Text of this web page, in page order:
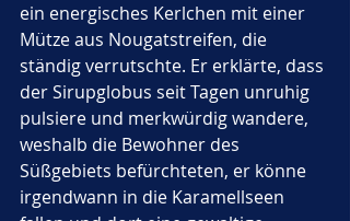
ein energisches Kerlchen mit einer
Mütze aus Nougatstreifen, die
ständig verrutschte. Er erklärte, dass
der Sirupglobus seit Tagen unruhig
pulsiere und merkwürdig wandere,
weshalb die Bewohner des
Süßgebiets befürchteten, er könne
irgendwann in die Karamellseen